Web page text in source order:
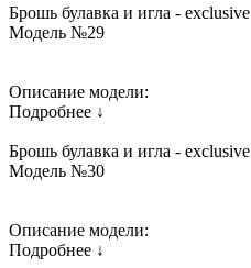
Брошь булавка и игла - exclusive
Модель №29
Описание модели:
Подробнее ↓
Брошь булавка и игла - exclusive
Модель №30
Описание модели:
Подробнее ↓